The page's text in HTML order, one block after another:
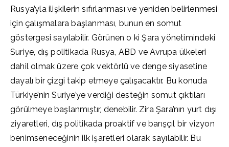
Rusya’yla ilişkilerin sıfırlanması ve yeniden belirlenmesi
için çalışmalara başlanması, bunun en somut
göstergesi sayılabilir. Görünen o ki Şara yönetimindeki
Suriye, dış politikada Rusya, ABD ve Avrupa ülkeleri
dahil olmak üzere çok vektörlü ve denge siyasetine
dayalı bir çizgi takip etmeye çalışacaktır. Bu konuda
Türkiye’nin Suriye’ye verdiği desteğin somut çıktıları
görülmeye başlanmıştır, denebilir. Zira Şara’nın yurt dışı
ziyaretleri, dış politikada proaktif ve barışçıl bir vizyon
benimseneceğinin ilk işaretleri olarak sayılabilir. Bu